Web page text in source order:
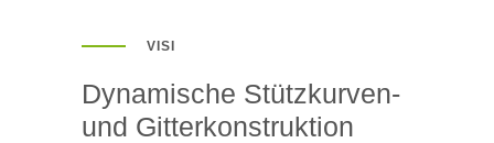
VISI
Dynamische Stützkurven-
und Gitterkonstruktion